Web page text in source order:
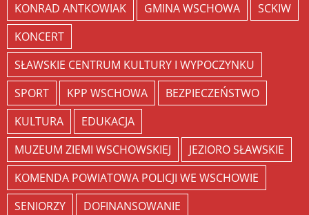
KONRAD ANTKOWIAK
GMINA WSCHOWA
SCKIW
KONCERT
SŁAWSKIE CENTRUM KULTURY I WYPOCZYNKU
SPORT
KPP WSCHOWA
BEZPIECZEŃSTWO
KULTURA
EDUKACJA
MUZEUM ZIEMI WSCHOWSKIEJ
JEZIORO SŁAWSKIE
KOMENDA POWIATOWA POLICJI WE WSCHOWIE
SENIORZY
DOFINANSOWANIE